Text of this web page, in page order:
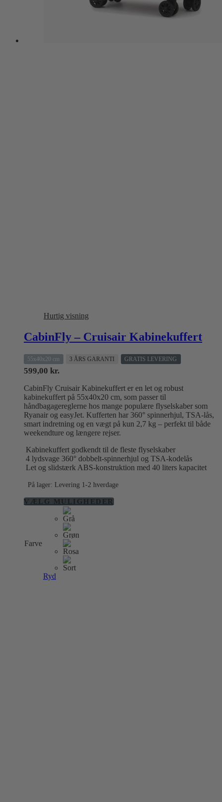
Hurtig visning
CabinFly – Cruisair Kabinekuffert
55x40x20 cm 3 ÅRS GARANTI GRATIS LEVERING
599,00 kr.
CabinFly Cruisair Kabinekuffert er en let og robust
kabinekuffert på 55x40x20 cm, som passer til
håndbagagereglerne hos mange populære flyselskaber som
Ryanair og easyJet. Kufferten har 360° spinnerhjul, TSA-lås,
smart indretning og en vægt på kun 2,7 kg – perfekt til både
weekendture og længere rejser.
Kabinekuffert godkendt til de fleste flyselskaber
4 lydsvage 360° dobbelt-spinnerhjul og TSA-kodelås
Let og slidstærk ABS-konstruktion med 40 liters kapacitet
På lager: Levering 1-2 hverdage
VÆLG MULIGHEDERDette
Farve
Ryd